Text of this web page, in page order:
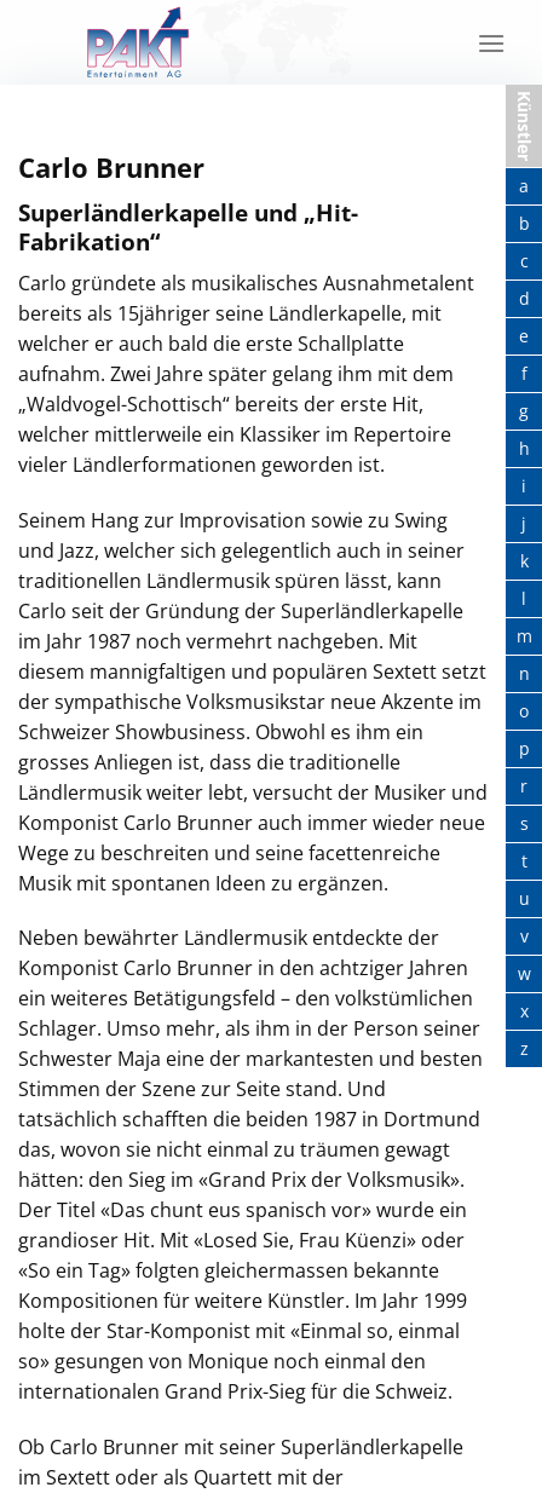
Carlo Brunner
Superländlerkapelle und „Hit-
Fabrikation“
Carlo gründete als musikalisches Ausnahmetalent
bereits als 15jähriger seine Ländlerkapelle, mit
welcher er auch bald die erste Schallplatte
aufnahm. Zwei Jahre später gelang ihm mit dem
„Waldvogel-Schottisch“ bereits der erste Hit,
welcher mittlerweile ein Klassiker im Repertoire
vieler Ländlerformationen geworden ist.
Seinem Hang zur Improvisation sowie zu Swing
und Jazz, welcher sich gelegentlich auch in seiner
traditionellen Ländlermusik spüren lässt, kann
Carlo seit der Gründung der Superländlerkapelle
im Jahr 1987 noch vermehrt nachgeben. Mit
diesem mannigfaltigen und populären Sextett setzt
der sympathische Volksmusikstar neue Akzente im
Schweizer Showbusiness. Obwohl es ihm ein
grosses Anliegen ist, dass die traditionelle
Ländlermusik weiter lebt, versucht der Musiker und
Komponist Carlo Brunner auch immer wieder neue
Wege zu beschreiten und seine facettenreiche
Musik mit spontanen Ideen zu ergänzen.
Neben bewährter Ländlermusik entdeckte der
Komponist Carlo Brunner in den achtziger Jahren
ein weiteres Betätigungsfeld – den volkstümlichen
Schlager. Umso mehr, als ihm in der Person seiner
Schwester Maja eine der markantesten und besten
Stimmen der Szene zur Seite stand. Und
tatsächlich schafften die beiden 1987 in Dortmund
das, wovon sie nicht einmal zu träumen gewagt
hätten: den Sieg im «Grand Prix der Volksmusik».
Der Titel «Das chunt eus spanisch vor» wurde ein
grandioser Hit. Mit «Losed Sie, Frau Küenzi» oder
«So ein Tag» folgten gleichermassen bekannte
Kompositionen für weitere Künstler. Im Jahr 1999
holte der Star-Komponist mit «Einmal so, einmal
so» gesungen von Monique noch einmal den
internationalen Grand Prix-Sieg für die Schweiz.
Ob Carlo Brunner mit seiner Superländlerkapelle
im Sextett oder als Quartett mit der
Künstler
a
b
c
d
e
f
g
h
i
j
k
l
m
n
o
p
r
s
t
u
v
w
x
z